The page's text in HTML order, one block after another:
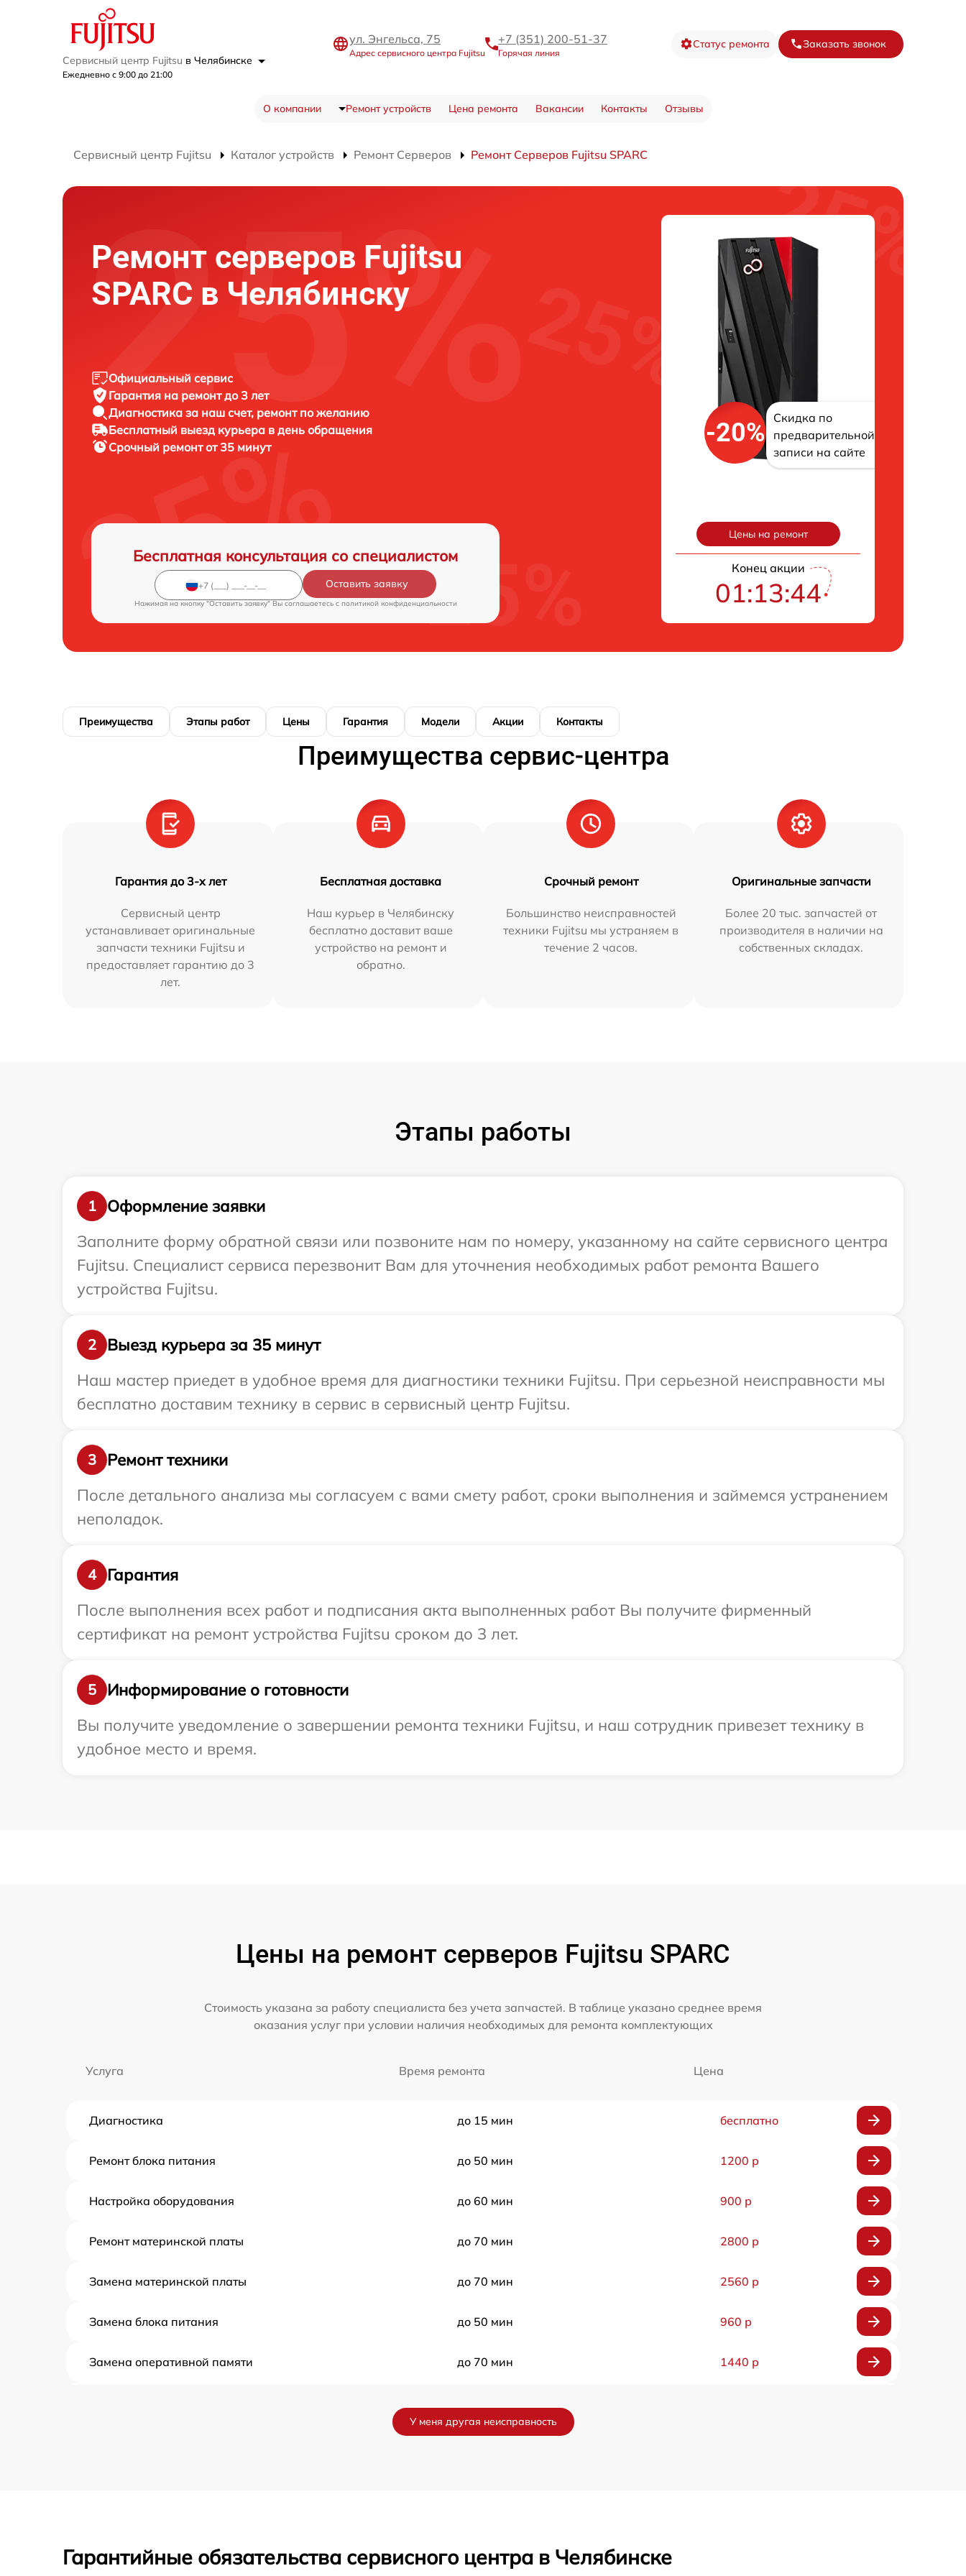
Сервисный центр Fujitsu в Челябинске
Ежедневно с 9:00 до 21:00
ул. Энгельса, 75
Адрес сервисного центра Fujitsu
+7 (351) 200-51-37
Горячая линия
Статус ремонта Заказать звонок
О компании Ремонт устройств Цена ремонта Вакансии Контакты Отзывы
Сервисный центр Fujitsu Каталог устройств Ремонт Серверов Ремонт Серверов Fujitsu SPARC
Ремонт серверов Fujitsu
SPARC в Челябинску
Официальный сервис
Гарантия на ремонт до 3 лет
Диагностика за наш счет, ремонт по желанию
Бесплатный выезд курьера в день обращения
Срочный ремонт от 35 минут
Бесплатная консультация со специалистом
Оставить заявку
Нажимая на кнопку "Оставить заявку" Вы соглашаетесь c политикой конфиденциальности
-20%
Скидка по
предварительной
записи на сайте
Цены на ремонт
Конец акции
01:13:43
Преимущества Этапы работ Цены Гарантия Модели Акции Контакты
Преимущества сервис-центра
Гарантия до 3-х лет
Сервисный центр
устанавливает оригинальные
запчасти техники Fujitsu и
предоставляет гарантию до 3
лет.
Бесплатная доставка
Наш курьер в Челябинску
бесплатно доставит ваше
устройство на ремонт и
обратно.
Срочный ремонт
Большинство неисправностей
техники Fujitsu мы устраняем в
течение 2 часов.
Оригинальные запчасти
Более 20 тыс. запчастей от
производителя в наличии на
собственных складах.
Этапы работы
1
Оформление заявки
Заполните форму обратной связи или позвоните нам по номеру, указанному на сайте сервисного центра
Fujitsu. Специалист сервиса перезвонит Вам для уточнения необходимых работ ремонта Вашего
устройства Fujitsu.
2
Выезд курьера за 35 минут
Наш мастер приедет в удобное время для диагностики техники Fujitsu. При серьезной неисправности мы
бесплатно доставим технику в сервис в сервисный центр Fujitsu.
3
Ремонт техники
После детального анализа мы согласуем с вами смету работ, сроки выполнения и займемся устранением
неполадок.
4
Гарантия
После выполнения всех работ и подписания акта выполненных работ Вы получите фирменный
сертификат на ремонт устройства Fujitsu сроком до 3 лет.
5
Информирование о готовности
Вы получите уведомление о завершении ремонта техники Fujitsu, и наш сотрудник привезет технику в
удобное место и время.
Цены на ремонт серверов Fujitsu SPARC
Стоимость указана за работу специалиста без учета запчастей. В таблице указано среднее время
оказания услуг при условии наличия необходимых для ремонта комплектующих
Услуга Время ремонта Цена
Диагностика до 15 мин бесплатно
Ремонт блока питания до 50 мин 1200 р
Настройка оборудования до 60 мин 900 р
Ремонт материнской платы до 70 мин 2800 р
Замена материнской платы до 70 мин 2560 р
Замена блока питания до 50 мин 960 р
Замена оперативной памяти до 70 мин 1440 р
Ремонт СХД до 100 мин
У меня другая неисправность
Гарантийные обязательства сервисного центра в Челябинске